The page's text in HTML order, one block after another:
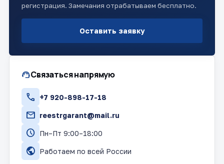
регистрация. Замечания отрабатываем бесплатно.
Оставить заявку
support_agentСвязаться напрямую
call +7 920-898-17-18
mail reestrgarant@mail.ru
schedule Пн–Пт 9:00–18:00
public Работаем по всей России